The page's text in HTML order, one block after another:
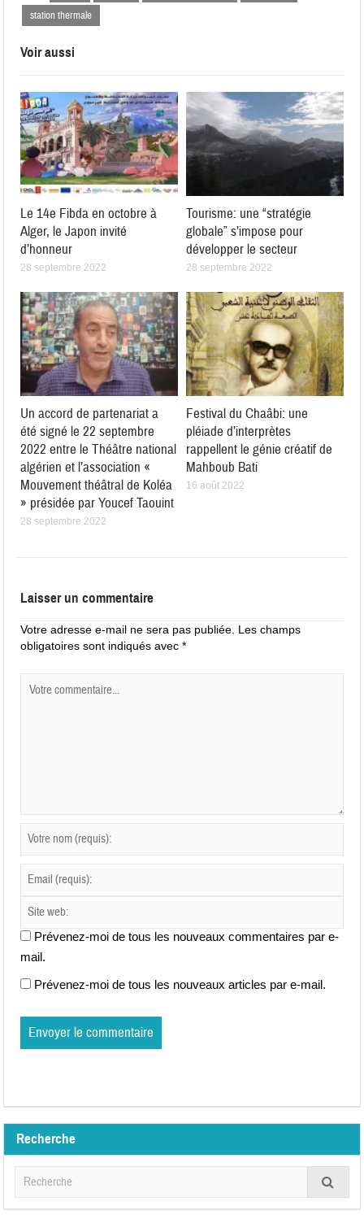
station thermale
Voir aussi
Le 14e Fibda en octobre à
Alger, le Japon invité
d’honneur
28 septembre 2022
Tourisme: une “stratégie
globale” s’impose pour
développer le secteur
28 septembre 2022
Un accord de partenariat a
été signé le 22 septembre
2022 entre le Théâtre national
algérien et l’association «
Mouvement théâtral de Koléa
» présidée par Youcef Taouint
28 septembre 2022
Festival du Chaâbi: une
pléiade d’interprètes
rappellent le génie créatif de
Mahboub Bati
16 août 2022
Laisser un commentaire
Votre adresse e-mail ne sera pas publiée. Les champs
obligatoires sont indiqués avec*
Prévenez-moi de tous les nouveaux commentaires par e-
mail.
Prévenez-moi de tous les nouveaux articles par e-mail.
Recherche